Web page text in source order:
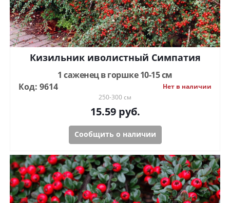
Кизильник иволистный Симпатия
1 саженец в горшке 10-15 см
Код: 9614
Нет в наличии
250-300 см
15.59руб.
Сообщить о наличии